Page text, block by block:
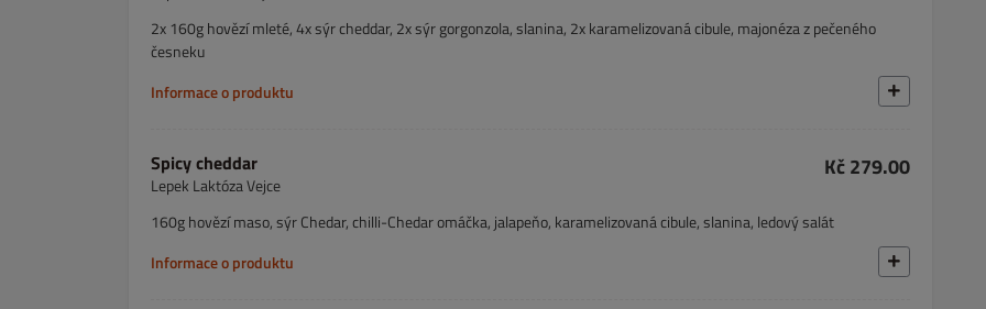
2x 160g hovězí mleté, 4x sýr cheddar, 2x sýr gorgonzola, slanina, 2x karamelizovaná cibule, majonéza z pečeného
česneku
Informace o produktu
Spicy cheddar
Lepek Laktóza Vejce
Kč 279.00
160g hovězí maso, sýr Chedar, chilli-Chedar omáčka, jalapeňo, karamelizovaná cibule, slanina, ledový salát
Informace o produktu